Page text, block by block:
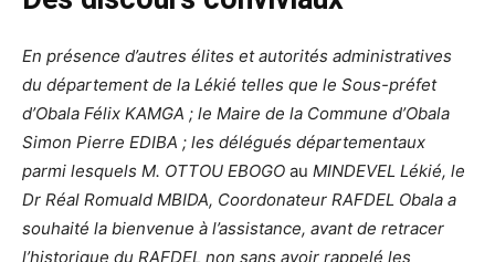
En présence d’autres élites et autorités administratives
du département de la Lékié telles que le Sous-préfet
d’Obala Félix KAMGA ; le Maire de la Commune d’Obala
Simon Pierre EDIBA ; les délégués départementaux
parmi lesquels M. OTTOU EBOGO au MINDEVEL Lékié, le
Dr Réal Romuald MBIDA, Coordonateur RAFDEL Obala a
souhaité la bienvenue à l’assistance, avant de retracer
l’historique du RAFDEL non sans avoir rappelé les